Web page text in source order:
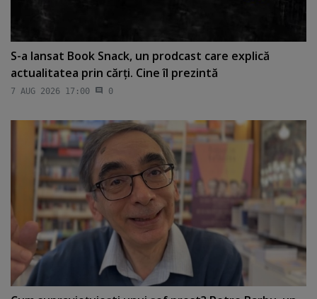
S-a lansat Book Snack, un prodcast care explică
actualitatea prin cărţi. Cine îl prezintă
7 AUG 2026 17:00 0